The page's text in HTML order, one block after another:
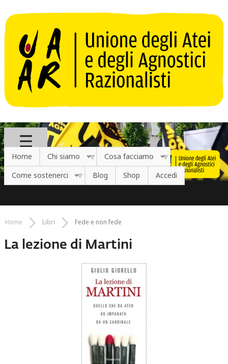
Home Chi siamo
Cosa facciamo
Come sostenerci
Blog Shop Accedi
Tu sei qui
Home Libri Fede e non fede
La lezione di Martini